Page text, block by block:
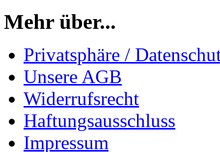
Mehr über...
Privatsphäre /
Unsere AGB
Widerrufsrecht
Haftungsausschluss
Impressum